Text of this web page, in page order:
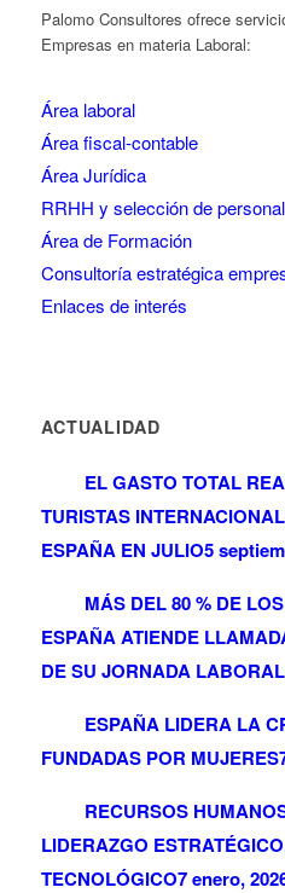
Palomo Consultores ofrece
Empresas en materia Laboral:
Área laboral
Área fiscal-contable
Área Jurídica
RRHH y selección de personal
Área de Formación
Consultoría estratégica
Enlaces de interés
ACTUALIDAD
EL GASTO TOTAL
TURISTAS
ESPAÑA EN JULIO5
MÁS DEL 80 % DE
ESPAÑA ATIENDE
DE SU JORNADA LABORAL
ESPAÑA LIDERA LA
FUNDADAS POR MUJERES
RECURSOS
LIDERAZGO
TECNOLÓGICO7 enero,